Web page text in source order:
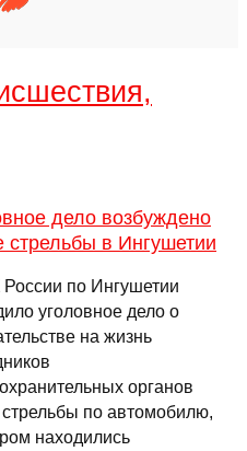
дело возбуждено
стрельбы в Ингушетии
по Ингушетии
уголовное дело о
на жизнь
органов
стрельбы по автомобилю,
находились